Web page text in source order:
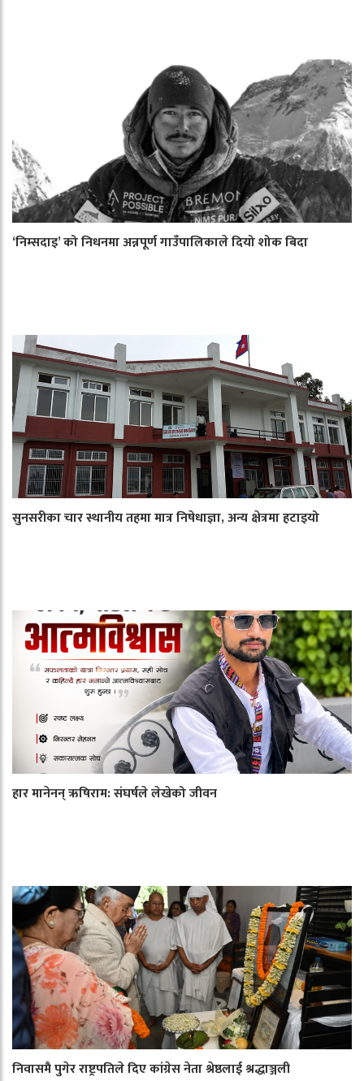
‘निम्सदाइ’ को निधनमा अन्नपूर्ण गाउँपालिकाले दियो शोक बिदा
सुनसरीका चार स्थानीय तहमा मात्र निषेधाज्ञा, अन्य क्षेत्रमा हटाइयो
हार मानेनन् ऋषिराम: संघर्षले लेखेको जीवन
निवासमै पुगेर राष्ट्रपतिले दिए कांग्रेस नेता श्रेष्ठलाई श्रद्धाञ्जली